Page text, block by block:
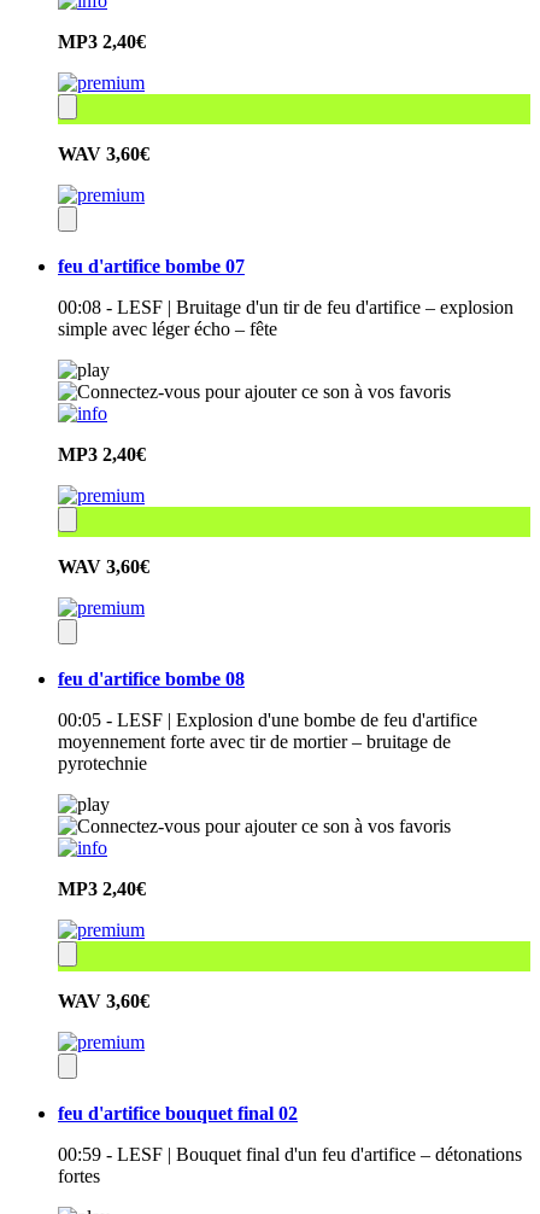
MP3 2,40€
WAV 3,60€
feu d'artifice bombe 07
00:08 - LESF | Bruitage d'un tir de feu d'artifice – explosion
simple avec léger écho – fête
MP3 2,40€
WAV 3,60€
feu d'artifice bombe 08
00:05 - LESF | Explosion d'une bombe de feu d'artifice
moyennement forte avec tir de mortier – bruitage de
pyrotechnie
MP3 2,40€
WAV 3,60€
feu d'artifice bouquet final 02
00:59 - LESF | Bouquet final d'un feu d'artifice – détonations
fortes